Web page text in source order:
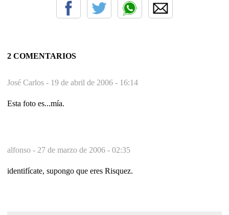
2 COMENTARIOS
José Carlos - 19 de abril de 2006 - 16:14
Esta foto es...mía.
alfonso - 27 de marzo de 2006 - 02:35
identifícate, supongo que eres Risquez.